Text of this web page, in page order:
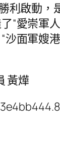
利啟動
“愛崇軍
沙面軍嫂
黃燁